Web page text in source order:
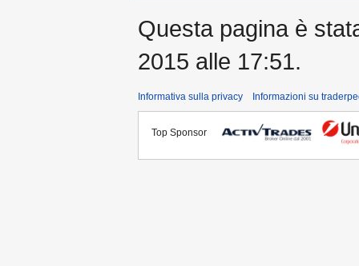
Questa pagina è
2015 alle 17:51.
Informativa sulla privacy Informazioni su
Top Sponsor